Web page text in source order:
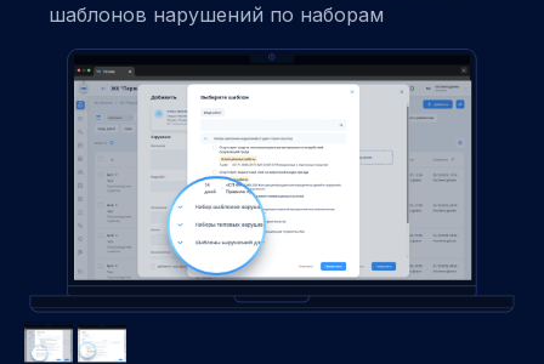
шаблонов нарушений по наборам